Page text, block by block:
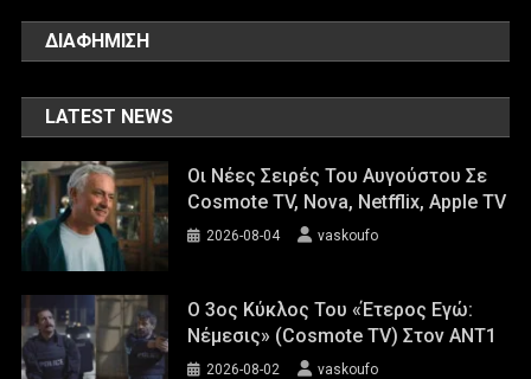
ΔΙΑΦΗΜΙΣΗ
LATEST NEWS
Οι Νέες Σειρές Του Αυγούστου Σε
Cosmote TV, Nova, Netfflix, Apple TV
2026-08-04 vaskoufo
Ο 3ος Κύκλος Του «Έτερος Εγώ:
Νέμεσις» (Cosmote TV) Στον ΑΝΤ1
2026-08-02 vaskoufo